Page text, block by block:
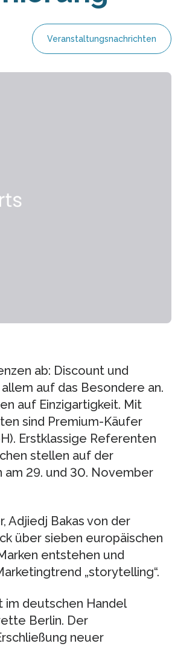
Veranstaltungsnachrichten
ab: Discount und
auf das Besondere an.
auf Einzigartigkeit. Mit
sind Premium-Käufer
Erstklassige Referenten
stellen auf der
29. und 30. November
Adjiedj Bakas von der
über sieben europäischen
entstehen und
„storytelling“.
deutschen Handel
Berlin. Der
neuer